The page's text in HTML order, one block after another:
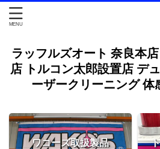
ラッフルズオート 奈良本
店 トルコン太郎設置店 デ
ーザークリーニング 体
ワコーズ取扱製品